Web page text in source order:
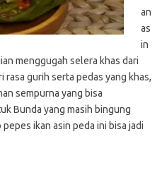
an
as
in
menggugah selera khas dari
rasa gurih serta pedas yang khas,
sempurna yang bisa
Bunda yang masih bingung
ikan asin peda ini bisa jadi